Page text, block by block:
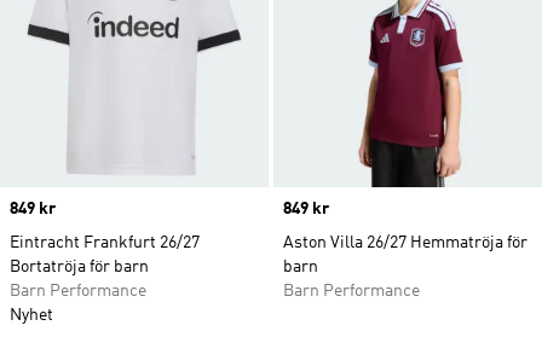
Price
849 kr
Eintracht Frankfurt 26/27
Bortatröja för barn
Barn Performance
Nyhet
Price
849 kr
Aston Villa 26/27 Hemmatröja för
barn
Barn Performance